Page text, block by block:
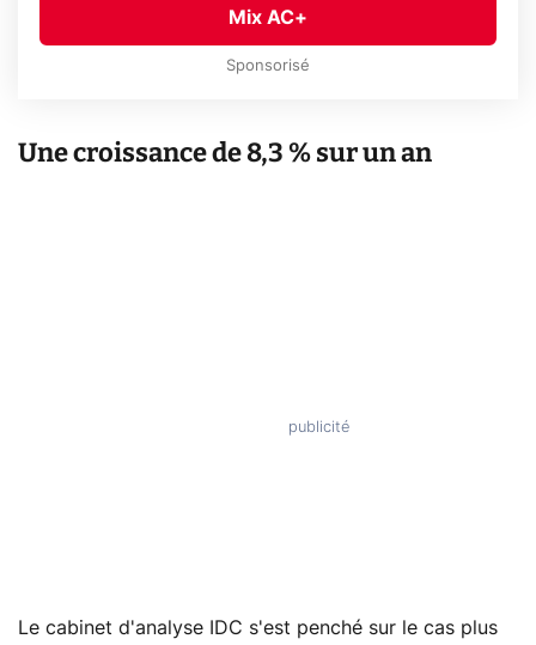
Mix AC+
Sponsorisé
Une croissance de 8,3 % sur un an
Le cabinet d'analyse IDC s'est penché sur le cas plus